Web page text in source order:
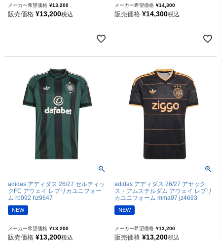
メーカー希望価格 ¥13,200
販売価格 ¥13,200税込
メーカー希望価格 ¥14,300
販売価格 ¥14,300税込
adidas アディダス 26/27 セルティッ
クFC アウェイ レプリカユニフォー
ム rb092 hz9647
NEW
メーカー希望価格 ¥13,200
販売価格 ¥13,200税込
adidas アディダス 26/27 アヤック
ス・アムステルダム アウェイ レプリ
カユニフォーム mma97 jz4693
NEW
メーカー希望価格 ¥13,200
販売価格 ¥13,200税込